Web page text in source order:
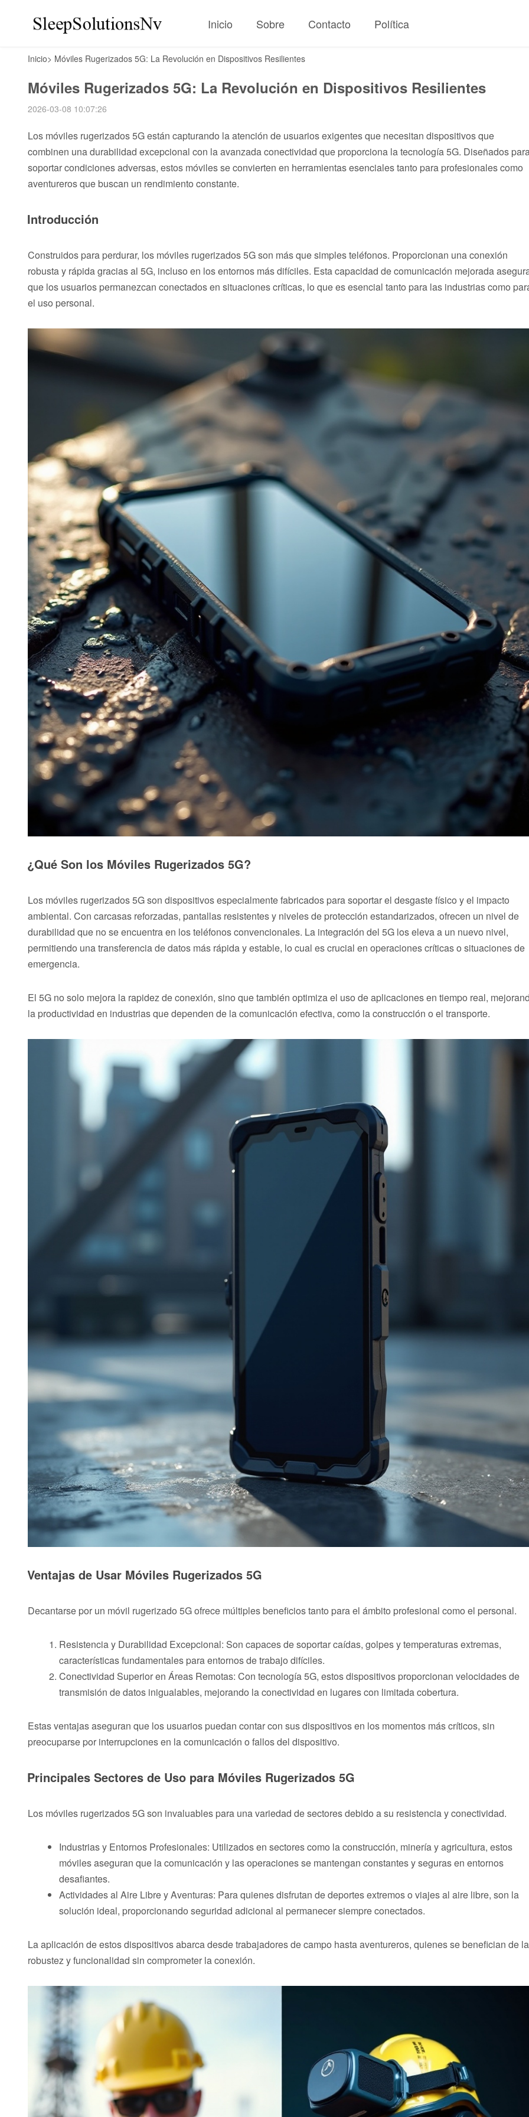
Inicio Sobre Contacto Política
Inicio> Móviles Rugerizados 5G: La Revolución en Dispositivos Resilientes
Móviles Rugerizados 5G: La Revolución en Dispositivos Resilientes
2026-03-08 10:07:26
Los móviles rugerizados 5G están capturando la atención de usuarios exigentes que necesitan dispositivos que
combinen una durabilidad excepcional con la avanzada conectividad que proporciona la tecnología 5G. Diseñados
soportar condiciones adversas, estos móviles se convierten en herramientas esenciales tanto para profesionales como
aventureros que buscan un rendimiento constante.
Introducción
Construidos para perdurar, los móviles rugerizados 5G son más que simples teléfonos. Proporcionan una conexión
robusta y rápida gracias al 5G, incluso en los entornos más difíciles. Esta capacidad de comunicación mejorada
que los usuarios permanezcan conectados en situaciones críticas, lo que es esencial tanto para las industrias como
el uso personal.
¿Qué Son los Móviles Rugerizados 5G?
Los móviles rugerizados 5G son dispositivos especialmente fabricados para soportar el desgaste físico y el impacto
ambiental. Con carcasas reforzadas, pantallas resistentes y niveles de protección estandarizados, ofrecen un nivel de
durabilidad que no se encuentra en los teléfonos convencionales. La integración del 5G los eleva a un nuevo nivel,
permitiendo una transferencia de datos más rápida y estable, lo cual es crucial en operaciones críticas o situaciones de
emergencia.
El 5G no solo mejora la rapidez de conexión, sino que también optimiza el uso de aplicaciones en tiempo real,
la productividad en industrias que dependen de la comunicación efectiva, como la construcción o el transporte.
Ventajas de Usar Móviles Rugerizados 5G
Decantarse por un móvil rugerizado 5G ofrece múltiples beneficios tanto para el ámbito profesional como el personal.
Resistencia y Durabilidad Excepcional: Son capaces de soportar caídas, golpes y temperaturas extremas,
características fundamentales para entornos de trabajo difíciles.
Conectividad Superior en Áreas Remotas: Con tecnología 5G, estos dispositivos proporcionan velocidades de
transmisión de datos inigualables, mejorando la conectividad en lugares con limitada cobertura.
Estas ventajas aseguran que los usuarios puedan contar con sus dispositivos en los momentos más críticos, sin
preocuparse por interrupciones en la comunicación o fallos del dispositivo.
Principales Sectores de Uso para Móviles Rugerizados 5G
Los móviles rugerizados 5G son invaluables para una variedad de sectores debido a su resistencia y conectividad.
Industrias y Entornos Profesionales: Utilizados en sectores como la construcción, minería y agricultura, estos
móviles aseguran que la comunicación y las operaciones se mantengan constantes y seguras en entornos
desafiantes.
Actividades al Aire Libre y Aventuras: Para quienes disfrutan de deportes extremos o viajes al aire libre, son la
solución ideal, proporcionando seguridad adicional al permanecer siempre conectados.
La aplicación de estos dispositivos abarca desde trabajadores de campo hasta aventureros, quienes se benefician de la
robustez y funcionalidad sin comprometer la conexión.